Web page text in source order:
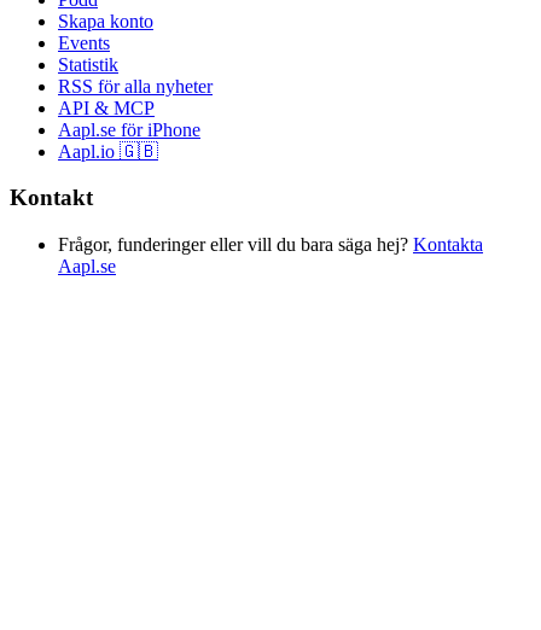
Skapa konto
Events
Statistik
RSS för alla nyheter
API & MCP
Aapl.se för iPhone
Aapl.io 🇬🇧
Kontakt
Frågor, funderinger eller vill du bara säga hej? Kontakta
Aapl.se